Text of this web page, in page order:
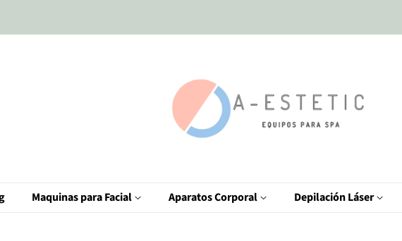
Maquinas para Facial Aparatos Corporal Depilación Láser